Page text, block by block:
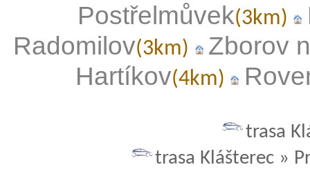
Postřelmůvek(3km)
Radomilov(3km)
Zborov
Hartíkov(4km)
trasa
trasa Klášterec »